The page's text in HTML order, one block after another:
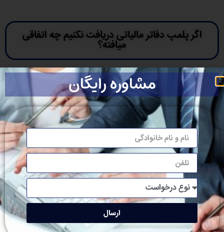
اگر پلمپ دفاتر مالیاتی دریافت نکنیم چه اتفاقی
میافته؟
اگر دفاتر خود را پلمپ نکنید جهت تحریر شما دفتر ندارید و
مشمول جریمه خواهید گردید ولی با داشتن دفاتر حداقل
جریمه ارائه دفاتر به شرکت شما تعلق نخواهد گرفت حتی
اگر دفاتر را سفید تحویل اداره دارایی دهید ضمنا باید سر
موقع دفاتر را پلمپ نمایید با توجه به معاملات فصلی.
مشاوره رایگان
ارسال